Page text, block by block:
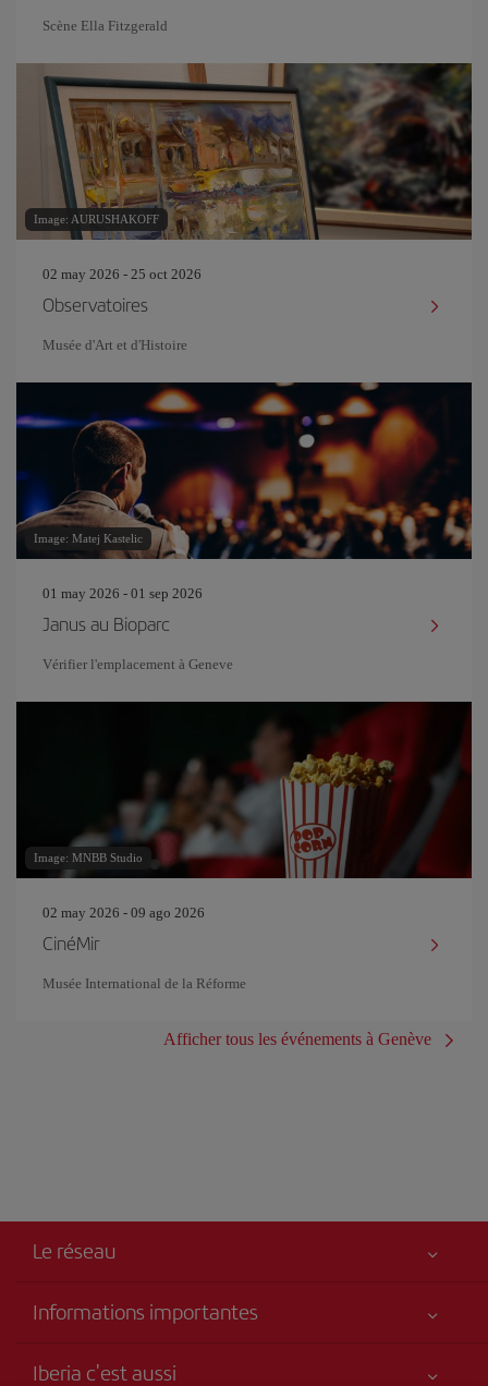
Scène Ella Fitzgerald
Image: AURUSHAKOFF
02 may 2026 - 25 oct 2026
Observatoires
Musée d'Art et d'Histoire
Image: Matej Kastelic
01 may 2026 - 01 sep 2026
Janus au Bioparc
Vérifier l'emplacement à Geneve
Image: MNBB Studio
02 may 2026 - 09 ago 2026
CinéMir
Musée International de la Réforme
Afficher tous les événements à Genève
Le réseau
Informations importantes
Iberia c'est aussi